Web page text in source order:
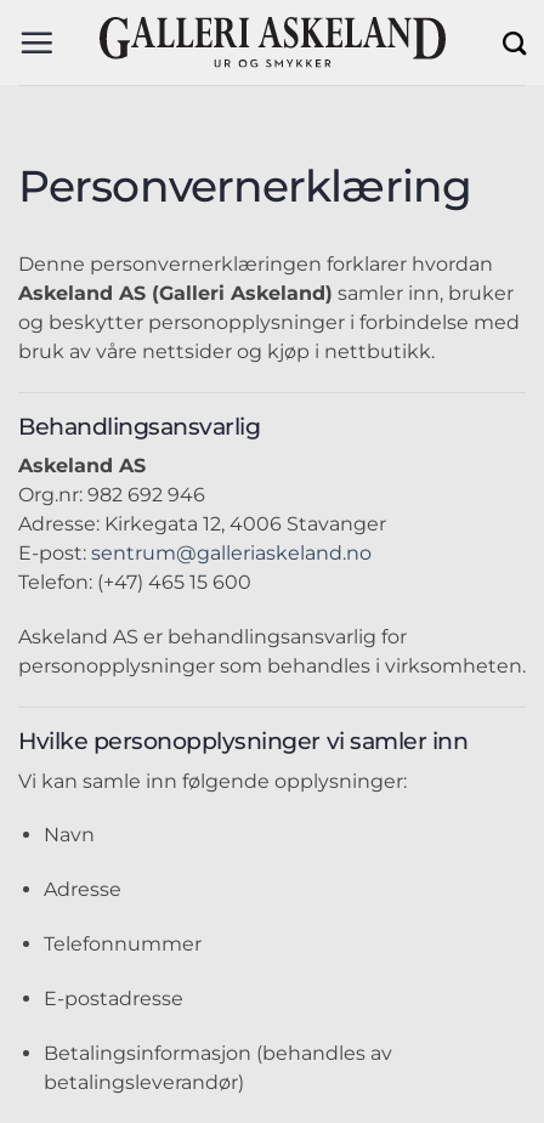
Personvernerklæring
Denne personvernerklæringen forklarer hvordan
Askeland AS (Galleri Askeland) samler inn, bruker
og beskytter personopplysninger i forbindelse med
bruk av våre nettsider og kjøp i nettbutikk.
Behandlingsansvarlig
Askeland AS
Org.nr: 982 692 946
Adresse: Kirkegata 12, 4006 Stavanger
E-post: sentrum@galleriaskeland.no
Telefon: (+47) 465 15 600
Askeland AS er behandlingsansvarlig for
personopplysninger som behandles i virksomheten.
Hvilke personopplysninger vi samler inn
Vi kan samle inn følgende opplysninger:
Navn
Adresse
Telefonnummer
E-postadresse
Betalingsinformasjon (behandles av
betalingsleverandør)